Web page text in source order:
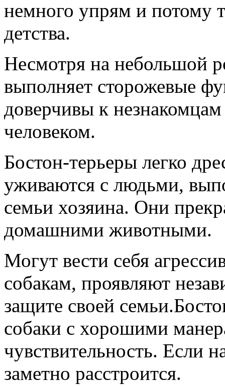
немного упрям и потому
детства.
Несмотря на небольшой
выполняет сторожевые
доверчивы к
человеком.
Бостон-терьеры легко
уживаются с людьми,
семьи хозяина. Они
домашними животными.
Могут вести себя
собакам, проявляют
защите своей
собаки с хорошими
чувствительность. Если
заметно расстроится.